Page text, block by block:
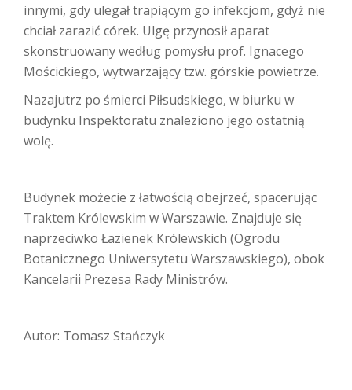
innymi, gdy ulegał trapiącym go infekcjom, gdyż nie
chciał zarazić córek. Ulgę przynosił aparat
skonstruowany według pomysłu prof. Ignacego
Mościckiego, wytwarzający tzw. górskie powietrze.
Nazajutrz po śmierci Piłsudskiego, w biurku w
budynku Inspektoratu znaleziono jego ostatnią
wolę.
Budynek możecie z łatwością obejrzeć, spacerując
Traktem Królewskim w Warszawie. Znajduje się
naprzeciwko Łazienek Królewskich (Ogrodu
Botanicznego Uniwersytetu Warszawskiego), obok
Kancelarii Prezesa Rady Ministrów.
Autor: Tomasz Stańczyk